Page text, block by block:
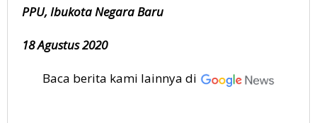
PPU, Ibukota Negara Baru
18 Agustus 2020
Baca berita kami lainnya di